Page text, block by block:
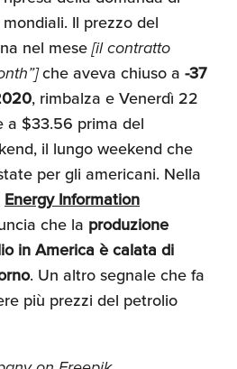
Il prezzo del
nel mese[il contratto
che aveva chiuso a -37
, rimbalza e Venerdì 22
a $33.56 prima del
il lungo weekend che
per gli americani. Nella
Energy Information
che la produzione
in America è calata di
. Un altro segnale che fa
più prezzi del petrolio